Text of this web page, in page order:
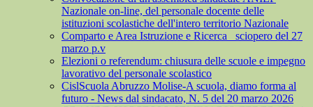
Nazionale on-line, del personale docente delle
istituzioni scolastiche dell'intero territorio Nazionale
Comparto e Area Istruzione e Ricerca_ sciopero del 27
marzo p.v
Elezioni o referendum: chiusura delle scuole e impegno
lavorativo del personale scolastico
CislScuola Abruzzo Molise-A scuola, diamo forma al
futuro - News dal sindacato, N. 5 del 20 marzo 2026